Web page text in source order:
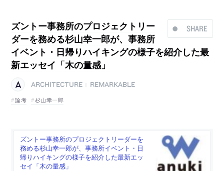
SHARE
ズントー事務所のプロジェクトリー
ダーを務める杉山幸一郎が、事務所
イベント・日帰りハイキングの様子を紹介した最
新エッセイ「木の量感」
ARCHITECTURE
REMARKABLE
論考
杉山幸一郎
ズントー事務所のプロジェクトリーダーを
務める杉山幸一郎が、事務所イベント・日
帰りハイキングの様子を紹介した最新エッ
セイ「木の量感」